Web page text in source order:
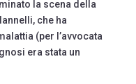
la scena della
che ha
(per l’avvocata
era stata un